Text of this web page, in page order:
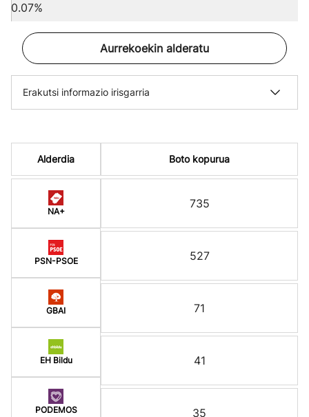
0.07%
Aurrekoekin alderatu
Erakutsi informazio irisgarria
Alderdia
NA+
PSN-PSOE
GBAI
EH Bildu
PODEMOS
Boto kopurua
735
527
71
41
35